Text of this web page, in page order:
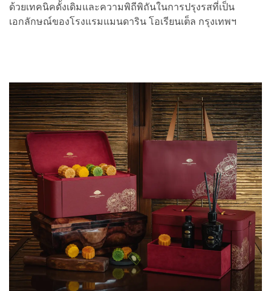
ด้วยเทคนิคดั้งเดิมและความพิถีพิถันในการปรุงรสที่เป็น
เอกลักษณ์ของโรงแรมแมนดาริน โอเรียนเต็ล กรุงเทพฯ